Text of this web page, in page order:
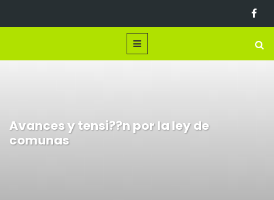
Avances y tensi??n por la ley de
comunas